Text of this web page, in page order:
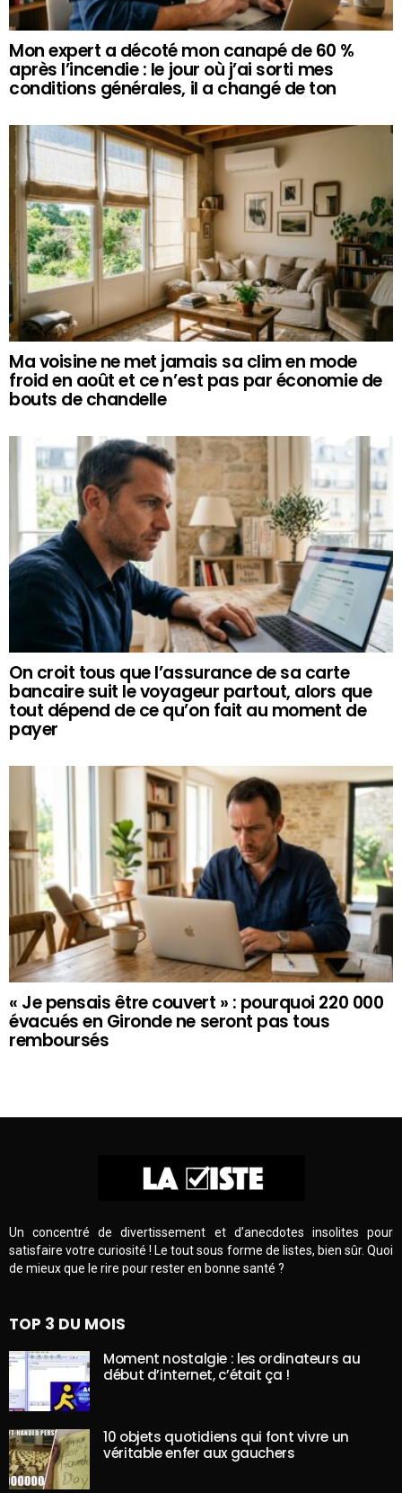
Mon expert a décoté mon canapé de 60 %
après l’incendie : le jour où j’ai sorti mes
conditions générales, il a changé de ton
Ma voisine ne met jamais sa clim en mode
froid en août et ce n’est pas par économie de
bouts de chandelle
On croit tous que l’assurance de sa carte
bancaire suit le voyageur partout, alors que
tout dépend de ce qu’on fait au moment de
payer
« Je pensais être couvert » : pourquoi 220 000
évacués en Gironde ne seront pas tous
remboursés
Un concentré de divertissement et d’anecdotes insolites pour
satisfaire votre curiosité ! Le tout sous forme de listes, bien sûr. Quoi
de mieux que le rire pour rester en bonne santé ?
TOP 3 DU MOIS
Moment nostalgie : les ordinateurs au
début d’internet, c’était ça !
10 objets quotidiens qui font vivre un
véritable enfer aux gauchers